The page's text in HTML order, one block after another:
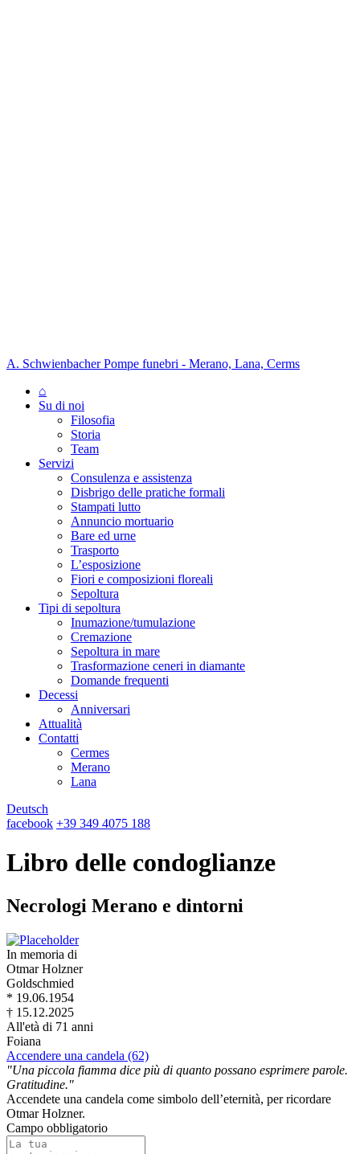
A. Schwienbacher Pompe funebri - Merano, Lana, Cerms
⌂
Su di noi
Filosofia
Storia
Team
Servizi
Consulenza e assistenza
Disbrigo delle pratiche formali
Stampati lutto
Annuncio mortuario
Bare ed urne
Trasporto
L’esposizione
Fiori e composizioni floreali
Sepoltura
Tipi di sepoltura
Inumazione/tumulazione
Cremazione
Sepoltura in mare
Trasformazione ceneri in diamante
Domande frequenti
Decessi
Anniversari
Attualità
Contatti
Cermes
Merano
Lana
Deutsch
facebook +39 349 4075 188
Libro delle condoglianze
Necrologi Merano e dintorni
In memoria di
Otmar Holzner
Goldschmied
* 19.06.1954
† 15.12.2025
All'età di 71 anni
Foiana
Accendere una candela (62)
"Una piccola fiamma dice più di quanto possano esprimere parole.
Gratitudine."
Accendete una candela come simbolo dell’eternità, per ricordare
Otmar Holzner.
Campo obbligatorio